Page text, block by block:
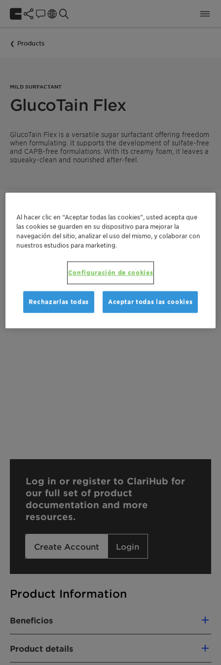
Products
MILD SURFACTANT
GlucoTain Flex
GlucoTain Flex is a versatile sugar surfactant offering freedom
when formulating. It supports the development of sulfate-free
and CAPB-free formulations. With its creamy foam, it leaves a
squeaky-clean and nourished after-feel.
Solicitar muestra
Product Information
Beneficios
Squeaky-clean skin feel and nourished
Product details
Documentation
Log in or register to ClariHub for
our full set of product
documentation and more
resources.
Create Account Login
Al hacer clic en “Aceptar todas las cookies”, usted acepta que
las cookies se guarden en su dispositivo para mejorar la
navegación del sitio, analizar el uso del mismo, y colaborar con
nuestros estudios para marketing.
Configuración de cookies
Rechazarlas todas Aceptar todas las cookies